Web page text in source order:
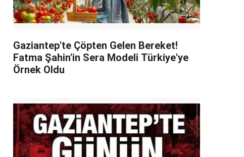
Gaziantep'te Çöpten Gelen Bereket!
Fatma Şahin'in Sera Modeli Türkiye'ye
Örnek Oldu